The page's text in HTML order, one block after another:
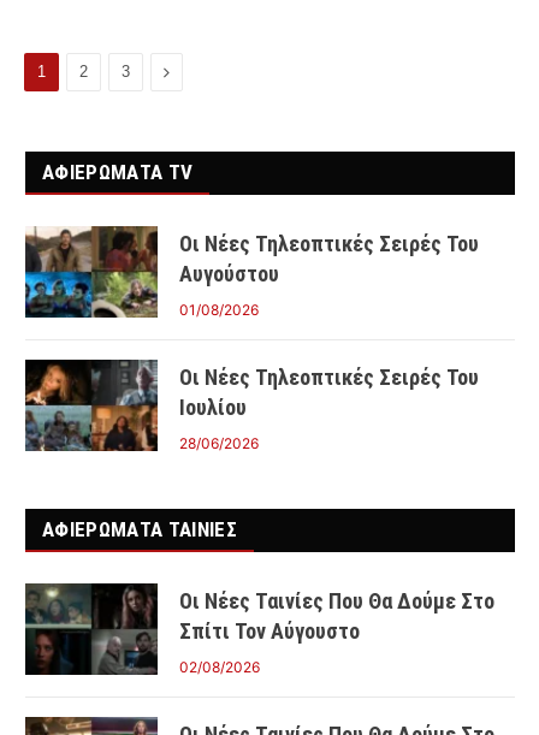
1 2 3 Next
ΑΦΙΕΡΩΜΑΤΑ TV
Οι Νέες Τηλεοπτικές Σειρές Του
Αυγούστου
01/08/2026
Οι Νέες Τηλεοπτικές Σειρές Του
Ιουλίου
28/06/2026
ΑΦΙΕΡΩΜΑΤΑ ΤΑΙΝΊΕΣ
Οι Νέες Ταινίες Που Θα Δούμε Στο
Σπίτι Τον Αύγουστο
02/08/2026